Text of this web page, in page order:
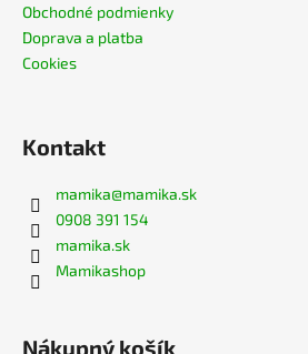
Obchodné podmienky
Doprava a platba
Cookies
Kontakt
mamika@mamika.sk
0908 391 154
mamika.sk
Mamikashop
Nákupný košík